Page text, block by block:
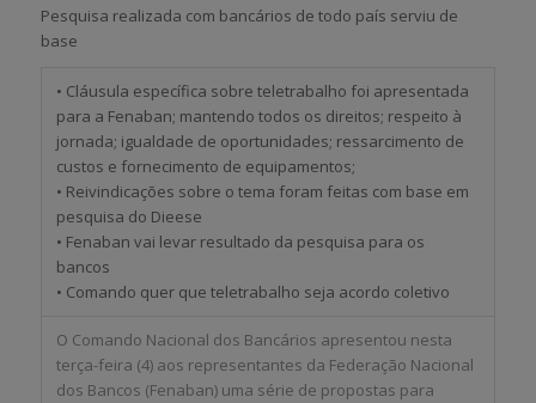
Pesquisa realizada com bancários de todo país serviu de
base
• Cláusula específica sobre teletrabalho foi apresentada
para a Fenaban; mantendo todos os direitos; respeito à
jornada; igualdade de oportunidades; ressarcimento de
custos e fornecimento de equipamentos;
• Reivindicações sobre o tema foram feitas com base em
pesquisa do Dieese
• Fenaban vai levar resultado da pesquisa para os
bancos
• Comando quer que teletrabalho seja acordo coletivo
O Comando Nacional dos Bancários apresentou nesta
terça-feira (4) aos representantes da Federação Nacional
dos Bancos (Fenaban) uma série de propostas para